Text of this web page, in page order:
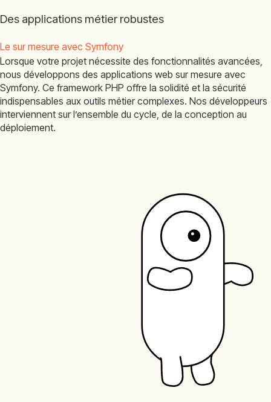
Des applications métier robustes
Le sur mesure avec Symfony
Lorsque votre projet nécessite des fonctionnalités avancées,
nous développons des applications web sur mesure avec
Symfony. Ce framework PHP offre la solidité et la sécurité
indispensables aux outils métier complexes. Nos développeurs
interviennent sur l’ensemble du cycle, de la conception au
déploiement.